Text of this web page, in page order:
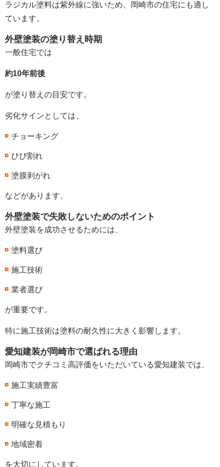
ラジカル塗料は紫外線に強いため、岡崎市の住宅にも適し
ています。
外壁塗装の塗り替え時期
一般住宅では
約10年前後
が塗り替えの目安です。
劣化サインとしては、
チョーキング
ひび割れ
塗膜剥がれ
などがあります。
外壁塗装で失敗しないためのポイント
外壁塗装を成功させるためには、
塗料選び
施工技術
業者選び
が重要です。
特に施工技術は塗料の耐久性に大きく影響します。
愛知建装が岡崎市で選ばれる理由
岡崎市でクチコミ高評価をいただいている愛知建装では、
施工実績豊富
丁寧な施工
明確な見積もり
地域密着
を大切にしています。